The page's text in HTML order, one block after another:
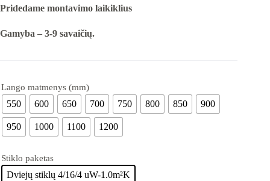
Pridedame montavimo laikiklius
Gamyba – 3-9 savaičių.
Lango matmenys (mm)
550 600 650 700 750 800 850 900
950 1000 1100 1200
Stiklo paketas
Dviejų stiklų 4/16/4 uW-1.0m²K